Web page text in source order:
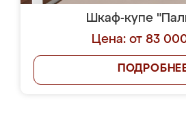
Шкаф-купе
Цена: от 83